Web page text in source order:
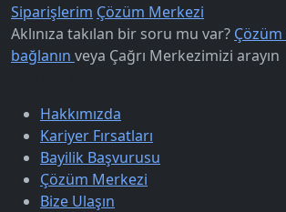
Siparişlerim Çözüm Merkezi
Aklınıza takılan bir soru mu var?
bağlanın veya Çağrı Merkezimizi arayın
Hakkımızda
Kariyer Fırsatları
Bayilik Başvurusu
Çözüm Merkezi
Bize Ulaşın